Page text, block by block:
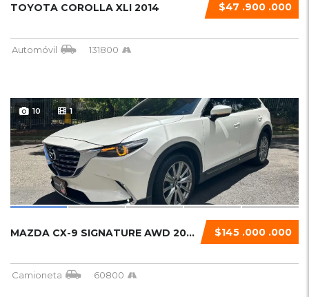
$47 .900 .000
TOYOTA COROLLA XLI 2014
Automóvil 131800
10 1
$145 .000 .000
MAZDA CX-9 SIGNATURE AWD 2023 TURBO
Camioneta 60800